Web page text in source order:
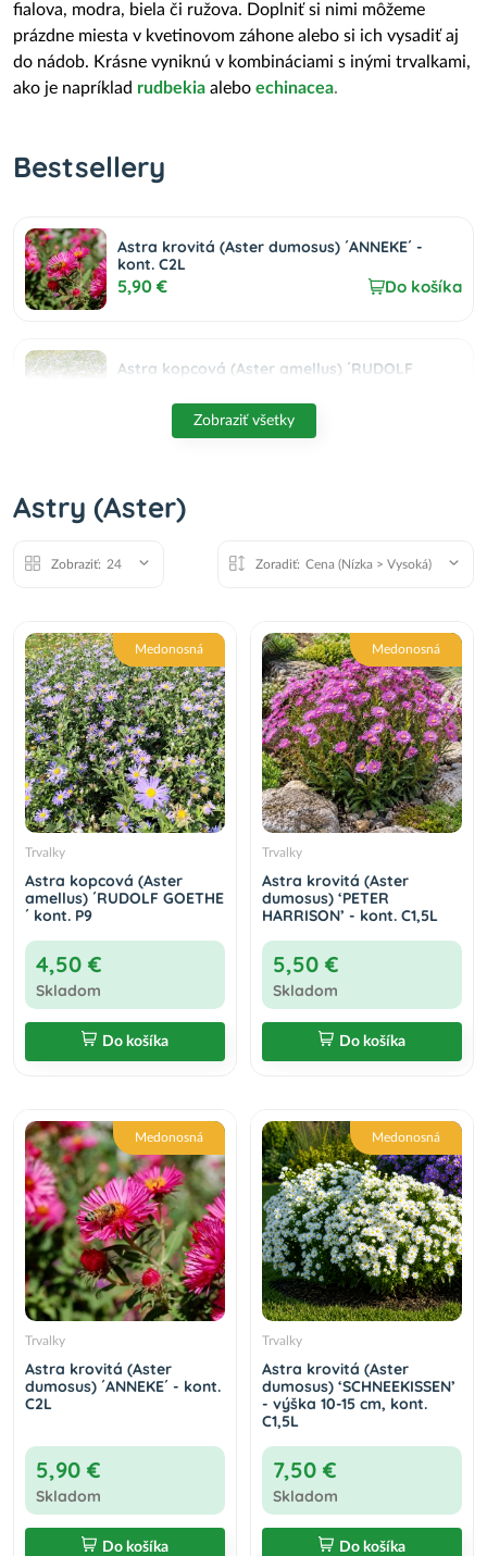
fialova, modra, biela či ružova. Doplniť si nimi môžeme
prázdne miesta v kvetinovom záhone alebo si ich vysadiť aj
do nádob. Krásne vyniknú v kombináciami s inými trvalkami,
ako je napríklad rudbekia alebo echinacea.
Bestsellery
Astra krovitá (Aster dumosus) ´ANNEKE´ -
kont. C2L
5,90 € Do košíka
Astra kopcová (Aster amellus) ´RUDOLF
- výška 10-15 cm, kont. C1,5L
HARRISON’ - kont. C1,5L
5,50 € Do košíka
Zobraziť všetky
Astry (Aster)
Zobraziť: 24 Zoradiť: Cena (Nízka > Vysoká)
Medonosná
Trvalky
Astra kopcová (Aster
amellus) ´RUDOLF GOETHE
´ kont. P9
4,50 €
Skladom
Do košíka
Medonosná
Trvalky
Astra krovitá (Aster
dumosus) ‘PETER
HARRISON’ - kont. C1,5L
5,50 €
Skladom
Do košíka
Medonosná
Trvalky
Astra krovitá (Aster
dumosus) ´ANNEKE´ - kont.
C2L
5,90 €
Skladom
Do košíka
Medonosná
Trvalky
Astra krovitá (Aster
dumosus) ‘SCHNEEKISSEN’
- výška 10-15 cm, kont.
C1,5L
7,50 €
Skladom
Do košíka